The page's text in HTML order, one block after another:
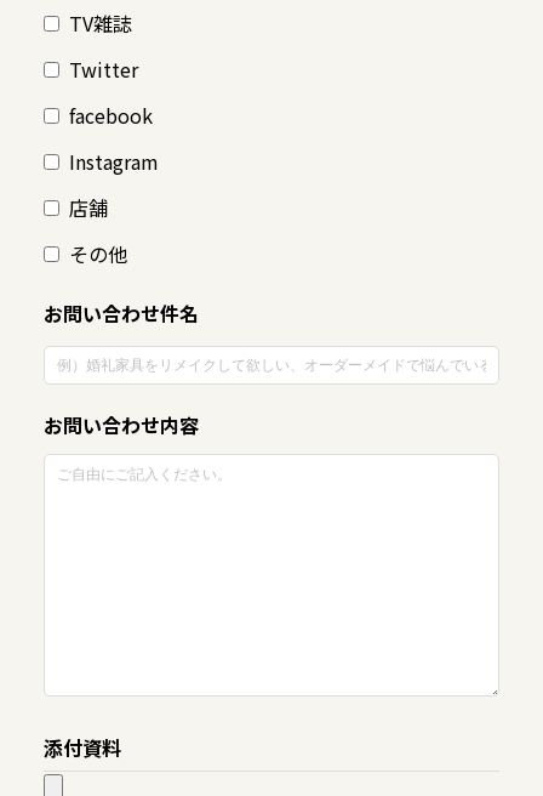
TV雑誌
Twitter
facebook
Instagram
店舗
その他
お問い合わせ件名
お問い合わせ内容
添付資料